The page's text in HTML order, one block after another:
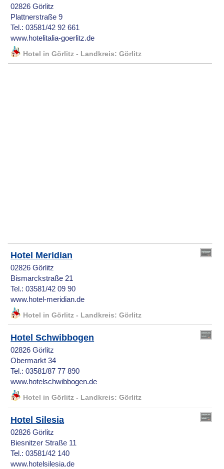
02826 Görlitz
Plattnerstraße 9
Tel.: 03581/42 92 661
www.hotelitalia-goerlitz.de
Hotel in Görlitz - Landkreis: Görlitz
Hotel Meridian
02826 Görlitz
Bismarckstraße 21
Tel.: 03581/42 09 90
www.hotel-meridian.de
Hotel in Görlitz - Landkreis: Görlitz
Hotel Schwibbogen
02826 Görlitz
Obermarkt 34
Tel.: 03581/87 77 890
www.hotelschwibbogen.de
Hotel in Görlitz - Landkreis: Görlitz
Hotel Silesia
02826 Görlitz
Biesnitzer Straße 11
Tel.: 03581/42 140
www.hotelsilesia.de